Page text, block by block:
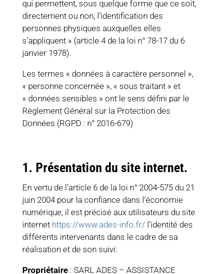
qui permettent, sous quelque forme que ce soit,
directement ou non, l’identification des
personnes physiques auxquelles elles
s’appliquent » (article 4 de la loi n° 78-17 du 6
janvier 1978).
Les termes « données à caractère personnel »,
« personne concernée », « sous traitant » et
« données sensibles » ont le sens défini par le
Règlement Général sur la Protection des
Données (RGPD : n° 2016-679)
1. Présentation du site internet.
En vertu de l’article 6 de la loi n° 2004-575 du 21
juin 2004 pour la confiance dans l’économie
numérique, il est précisé aux utilisateurs du site
internet https://www.ades-info.fr/ l’identité des
différents intervenants dans le cadre de sa
réalisation et de son suivi:
Propriétaire: SARL ADES – ASSISTANCE